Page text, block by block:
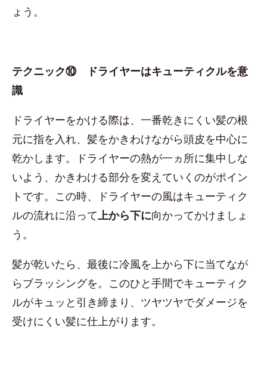
ょう。
テクニック⑩ ドライヤーはキューティクルを意
識
ドライヤーをかける際は、一番乾きにくい髪の根
元に指を入れ、髪をかきわけながら頭皮を中心に
乾かします。ドライヤーの熱が一ヵ所に集中しな
いよう、かきわける部分を変えていくのがポイン
トです。この時、ドライヤーの風はキューティク
ルの流れに沿って上から下に向かってかけましょ
う。
髪が乾いたら、最後に冷風を上から下に当てなが
らブラッシングを。このひと手間でキューティク
ルがキュッと引き締まり、ツヤツヤでダメージを
受けにくい髪に仕上がります。